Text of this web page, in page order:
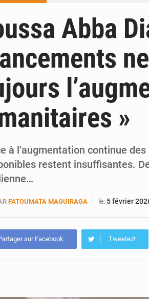
6 août 2026 Dr
6 août 2026 Ports
6 août 2026
Abba
»
à l’augmentation continue
restent insuffisantes.
FATOUMATA MAGUIRAGA le: 5 février
sur Facebook Tweetez!